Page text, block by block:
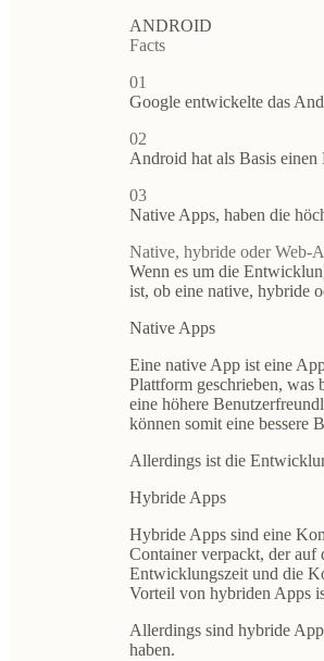
ANDROID
Facts
01
Google entwickelte das
02
Android hat als Basis
03
Native Apps, haben die
Native, hybride oder Web-
Wenn es um die
ist, ob eine native, hybride
Native Apps
Eine native App ist eine
Plattform geschrieben,
eine höhere
können somit eine bessere
Allerdings ist die
Hybride Apps
Hybride Apps sind eine
Container verpackt, der auf
Entwicklungszeit und die
Vorteil von hybriden Apps
Allerdings sind hybride
haben.